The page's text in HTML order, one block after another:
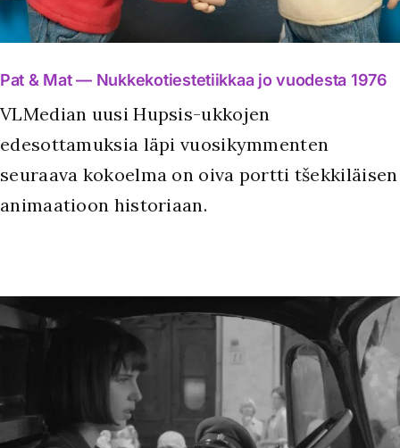
Pat & Mat — Nukkekotiestetiikkaa jo vuodesta 1976
VLMedian uusi Hupsis-ukkojen
edesottamuksia läpi vuosikymmenten
seuraava kokoelma on oiva portti tšekkiläisen
animaatioon historiaan.